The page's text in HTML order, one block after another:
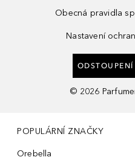
Obecná pravidla
Nastavení
© 2026
POPULÁRNÍ ZNAČKY
Orebella